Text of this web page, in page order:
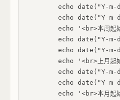
echo date("Y-
echo date("Y-
echo '<br>本周起
echo date("Y-
echo date("Y-
echo '<br>上月起
echo date("Y-
echo date("Y-
echo '<br>本月起